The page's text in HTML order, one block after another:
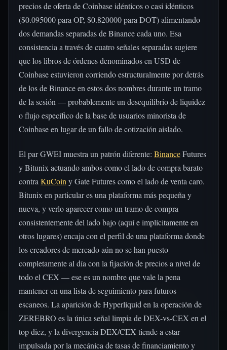
precios de oferta de Coinbase idénticos o casi idénticos
($0.095000 para OP, $0.820000 para DOT) alimentando
dos demandas separadas de Binance cada uno. Esa
consistencia a través de cuatro señales separadas sugiere
que los libros de órdenes denominados en USD de
Coinbase estuvieron corriendo estructuralmente por detrás
de los de Binance en estos dos nombres durante un tramo
de la sesión — probablemente un desequilibrio de liquidez
o flujo específico de la base de usuarios minorista de
Coinbase en lugar de un fallo de cotización aislado.
El par GWEI muestra un patrón diferente: BinanceFutures
y Bitunix actuando ambos como el lado de compra barato
contra KuCoin y Gate Futures como el lado de venta caro.
Bitunix en particular es una plataforma más pequeña y
nueva, y verlo aparecer como un tramo de compra
consistentemente del lado bajo (aquí e implícitamente en
otros lugares) encaja con el perfil de una plataforma donde
los creadores de mercado aún no se han puesto
completamente al día con la fijación de precios a nivel de
todo el CEX — ese es un nombre que vale la pena
mantener en una lista de seguimiento para futuros
escaneos. La aparición de Hyperliquid en la operación de
ZEREBRO es la única señal limpia de DEX-vs-CEX en el
top diez, y la divergencia DEX/CEX tiende a estar
impulsada por la mecánica de tasas de financiamiento y